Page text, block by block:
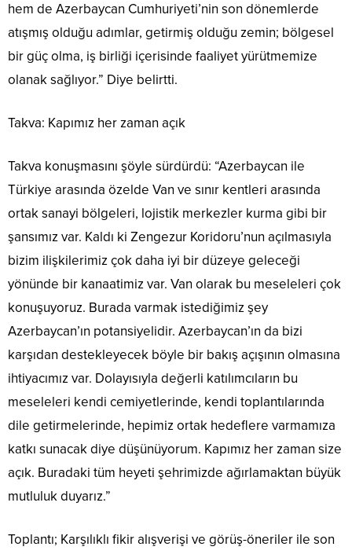
hem de Azerbaycan Cumhuriyeti’nin son dönemlerde
atışmış olduğu adımlar, getirmiş olduğu zemin; bölgesel
bir güç olma, iş birliği içerisinde faaliyet yürütmemize
olanak sağlıyor.” Diye belirtti.
Takva: Kapımız her zaman açık
Takva konuşmasını şöyle sürdürdü: “Azerbaycan ile
Türkiye arasında özelde Van ve sınır kentleri arasında
ortak sanayi bölgeleri, lojistik merkezler kurma gibi bir
şansımız var. Kaldı ki Zengezur Koridoru’nun açılmasıyla
bizim ilişkilerimiz çok daha iyi bir düzeye geleceği
yönünde bir kanaatimiz var. Van olarak bu meseleleri çok
konuşuyoruz. Burada varmak istediğimiz şey
Azerbaycan’ın potansiyelidir. Azerbaycan’ın da bizi
karşıdan destekleyecek böyle bir bakış açışının olmasına
ihtiyacımız var. Dolayısıyla değerli katılımcıların bu
meseleleri kendi cemiyetlerinde, kendi toplantılarında
dile getirmelerinde, hepimiz ortak hedeflere varmamıza
katkı sunacak diye düşünüyorum. Kapımız her zaman size
açık. Buradaki tüm heyeti şehrimizde ağırlamaktan büyük
mutluluk duyarız.”
Toplantı; Karşılıklı fikir alışverişi ve görüş-öneriler ile son